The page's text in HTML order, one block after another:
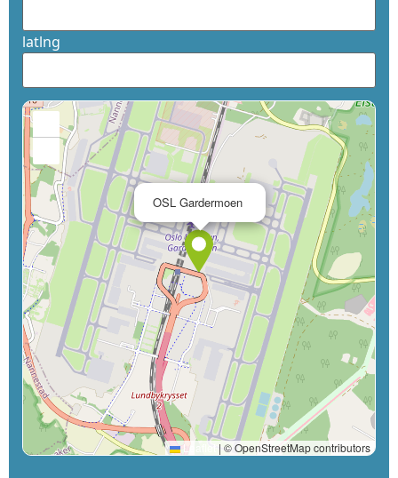
latlng
OSL Gardermoen
Leaflet | © OpenStreetMap contributors